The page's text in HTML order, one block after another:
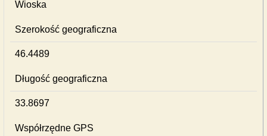
Wioska
Szerokość geograficzna
46.4489
Długość geograficzna
33.8697
Współrzędne GPS